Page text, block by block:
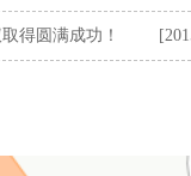
得圆满成功！